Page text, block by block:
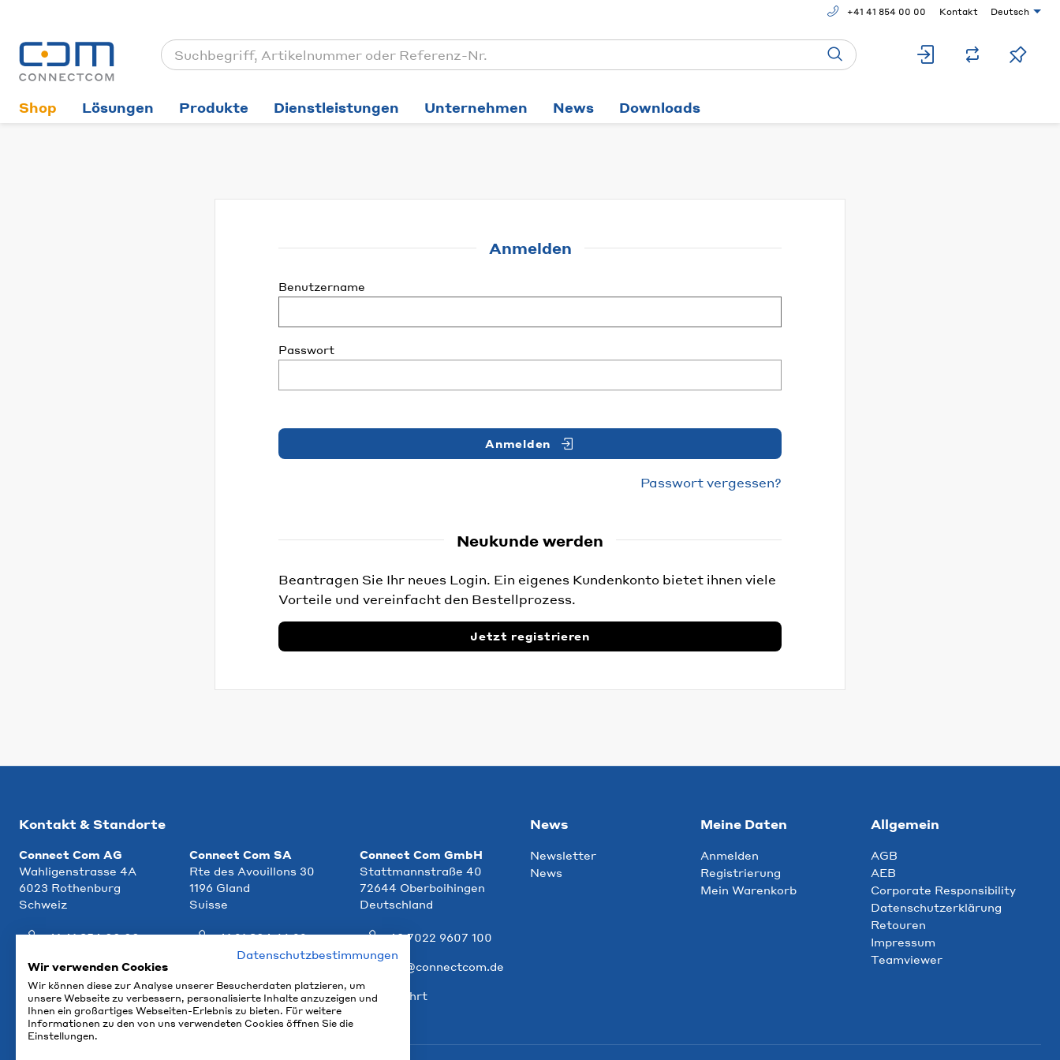
+41 41 854 00 00 Kontakt Deutsch
Shop Lösungen Produkte Dienstleistungen Unternehmen News Downloads
Anmelden
Benutzername
Passwort
Anmelden
Passwort vergessen?
Neukunde werden
Beantragen Sie Ihr neues Login. Ein eigenes Kundenkonto bietet ihnen viele
Vorteile und vereinfacht den Bestellprozess.
Jetzt registrieren
Kontakt & Standorte
Connect Com AG
Wahligenstrasse 4A
6023 Rothenburg
Schweiz
+41 41 854 00 00
info@ccm.ch
Anfahrt
Connect Com SA
Rte des Avouillons 30
1196 Gland
Suisse
+41 21 804 66 22
Anfahrt
Connect Com GmbH
Stattmannstraße 40
72644 Oberboihingen
Deutschland
+49 7022 9607 100
info@connectcom.de
Anfahrt
News
Newsletter
News
Meine Daten
Anmelden
Registrierung
Mein Warenkorb
Allgemein
AGB
AEB
Corporate Responsibility
Datenschutzerklärung
Retouren
Impressum
Teamviewer
Datenschutzbestimmungen
Wir verwenden Cookies
Wir können diese zur Analyse unserer Besucherdaten platzieren, um
unsere Webseite zu verbessern, personalisierte Inhalte anzuzeigen und
Ihnen ein großartiges Webseiten-Erlebnis zu bieten. Für weitere
Informationen zu den von uns verwendeten Cookies öffnen Sie die
Einstellungen.